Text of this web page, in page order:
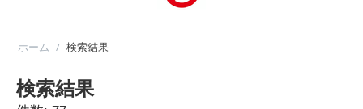
ホーム / 検索結果
検索結果